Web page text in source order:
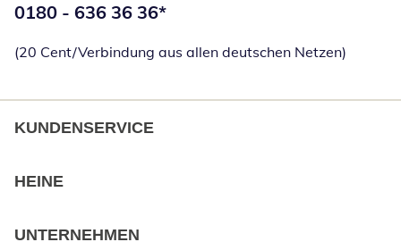
Telefonnummer:
0180 - 636 36 36*
(20 Cent/Verbindung aus allen deutschen Netzen)
KUNDENSERVICE
HEINE
UNTERNEHMEN